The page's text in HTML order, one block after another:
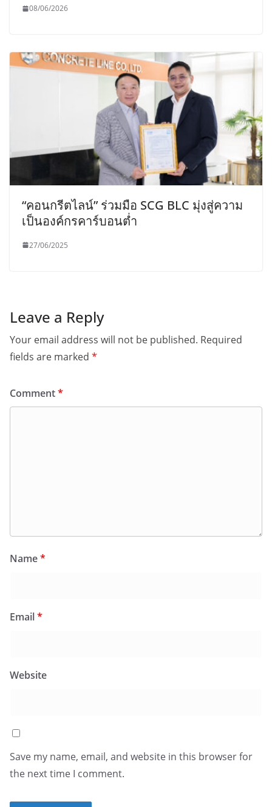
08/06/2026
“คอนกรีตไลน์” ร่วมมือ SCG BLC มุ่งสู่ความ
เป็นองค์กรคาร์บอนต่ำ
27/06/2025
Leave a Reply
Your email address will not be published. Required
fields are marked *
Comment*
Name*
Email*
Website
Save my name, email, and website in this browser for
the next time I comment.